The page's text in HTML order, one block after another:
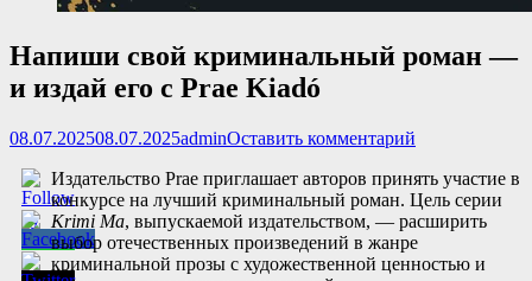
Напиши свой криминальный роман —
и издай его с Prae Kiadó
Опубликовано
08.07.202508.07.2025Автор
adminОставить комментарий
Издательство Prae приглашает авторов принять участие в
конкурсе на лучший криминальный роман. Цель серии
Krimi Ma, выпускаемой издательством, — расширить
выбор отечественных произведений в жанре
криминальной прозы с художественной ценностью и